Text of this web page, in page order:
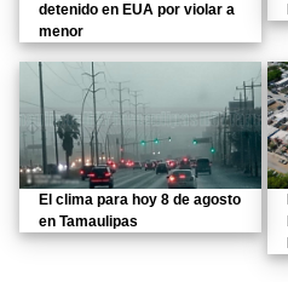
detenido en EUA por violar a
menor
El clima para hoy 8 de agosto
en Tamaulipas